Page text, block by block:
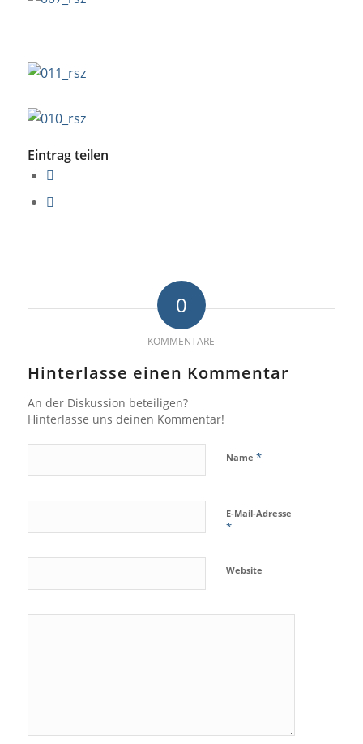
Eintrag teilen
0
KOMMENTARE
Hinterlasse einen Kommentar
An der Diskussion beteiligen?
Hinterlasse uns deinen Kommentar!
Name *
E-Mail-Adresse
*
Website